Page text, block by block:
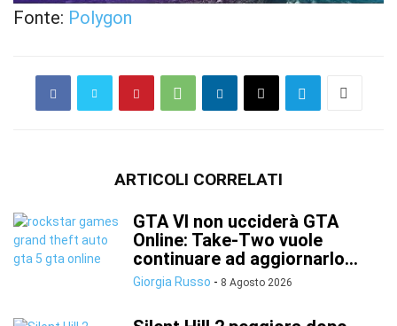
Fonte: Polygon
ARTICOLI CORRELATI
GTA VI non ucciderà GTA
Online: Take-Two vuole
continuare ad aggiornarlo...
Giorgia Russo - 8 Agosto 2026